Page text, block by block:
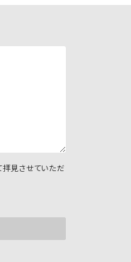
拝見させていただ